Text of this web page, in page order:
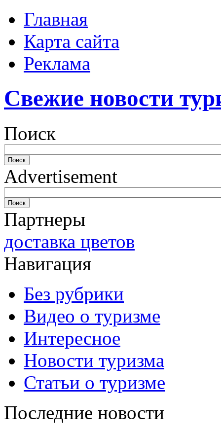
Главная
Карта сайта
Реклама
Свежие новости
Поиск
Advertisement
Партнеры
доставка цветов
Навигация
Без рубрики
Видео о туризме
Интересное
Новости туризма
Статьи о туризме
Последние новости